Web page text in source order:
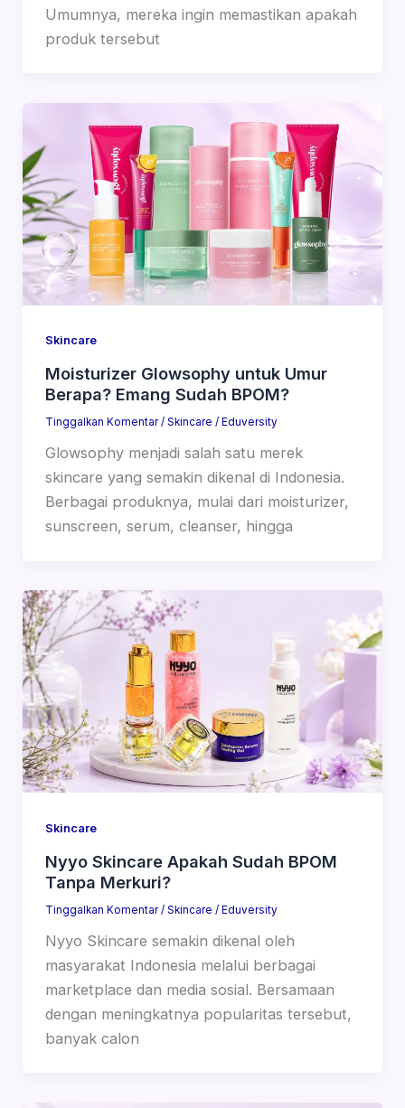
Umumnya, mereka ingin memastikan apakah
produk tersebut
Skincare
Moisturizer Glowsophy untuk Umur
Berapa? Emang Sudah BPOM?
Tinggalkan Komentar / Skincare / Eduversity
Glowsophy menjadi salah satu merek
skincare yang semakin dikenal di Indonesia.
Berbagai produknya, mulai dari moisturizer,
sunscreen, serum, cleanser, hingga
Skincare
Nyyo Skincare Apakah Sudah BPOM
Tanpa Merkuri?
Tinggalkan Komentar / Skincare / Eduversity
Nyyo Skincare semakin dikenal oleh
masyarakat Indonesia melalui berbagai
marketplace dan media sosial. Bersamaan
dengan meningkatnya popularitas tersebut,
banyak calon